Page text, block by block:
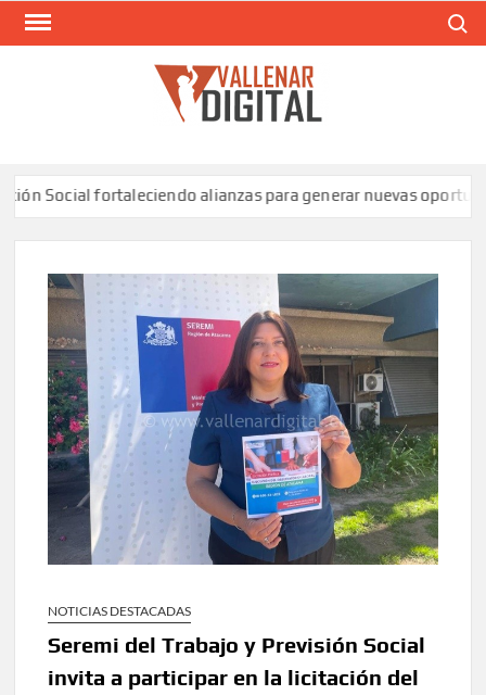
Saltar
fortaleciendo alianzas para generar nuevas oportunidades
NOTICIAS DESTACADAS
Seremi del Trabajo y Previsión Social
invita a participar en la licitación del